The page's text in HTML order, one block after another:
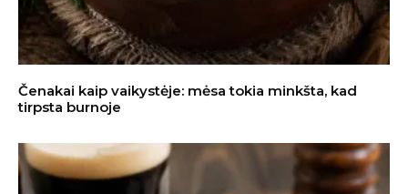
Čenakai kaip vaikystėje: mėsa tokia minkšta, kad
tirpsta burnoje